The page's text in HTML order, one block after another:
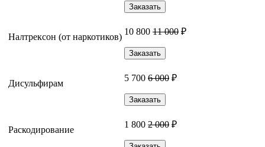
Заказать
Налтрексон (от наркотиков)
10 800 11 000 ₽
Заказать
Дисульфирам
5 700 6 000 ₽
Заказать
Раскодирование
1 800 2 000 ₽